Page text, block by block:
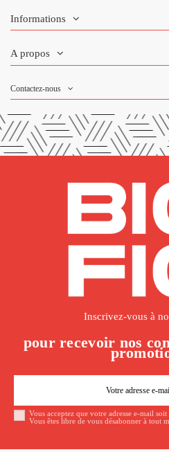
Informations
A propos
Contactez-nous
Inscrivez-vous à
pour recevoir nos
Vous acceptez que votre adresse e-mail
Vous êtes libre de vous désabonner à tout